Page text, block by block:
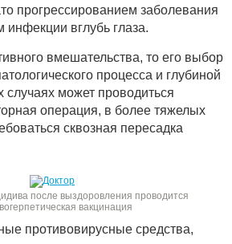
прогрессированием заболевания
инфекции вглубь глаза.
вмешательства, то его выбор
процесса и глубиной
случаях может проводиться
операция, в более тяжелых
сквозная пересадка
после выздоровления проводится
вакцинация
противовирусные средства,